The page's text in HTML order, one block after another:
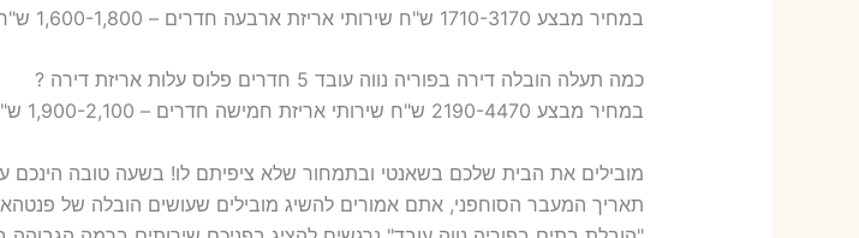
במחיר מבצע 1710-3170 ש"ח שירותי אריזת ארבעה חדרים – 1,600-1,800 ש"ח
כמה תעלה הובלה דירה בפוריה נווה עובד 5 חדרים פלוס עלות אריזת דירה ?
במחיר מבצע 2190-4470 ש"ח שירותי אריזת חמישה חדרים – 1,900-2,100 ש"ח
מובילים את הבית שלכם בשאנטי ובתמחור שלא ציפיתם לו! בשעה טובה הינכם
תאריך המעבר הסוחפני, אתם אמורים להשיג מובילים שעושים הובלה של